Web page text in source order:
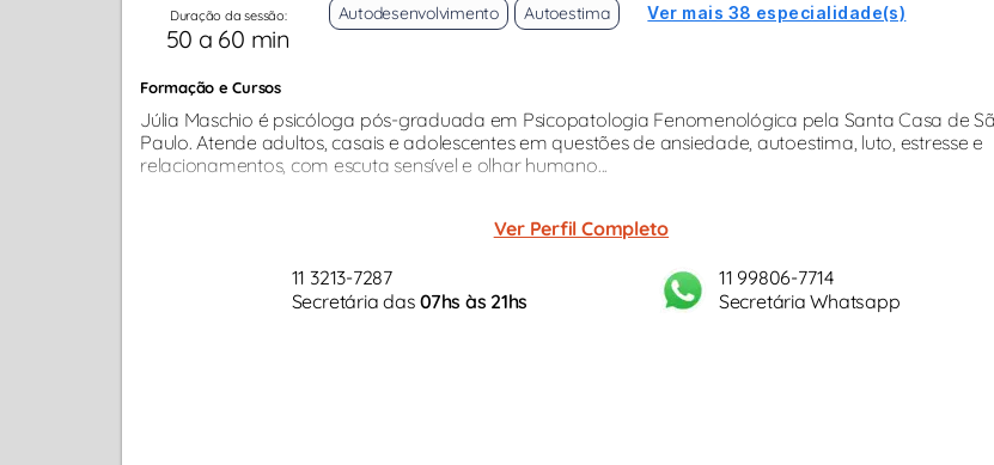
Duração da sessão:
50 a 60 min
Autodesenvolvimento Autoestima Ver mais 38 especialidade(s)
Formação e Cursos
Júlia Maschio é psicóloga pós-graduada em Psicopatologia Fenomenológica pela Santa Casa de
Paulo. Atende adultos, casais e adolescentes em questões de ansiedade, autoestima, luto, estresse e
relacionamentos, com escuta sensível e olhar humano...
Ver Perfil Completo
11 3213-7287
Secretária das07hs às 21hs
11 99806-7714
Secretária Whatsapp